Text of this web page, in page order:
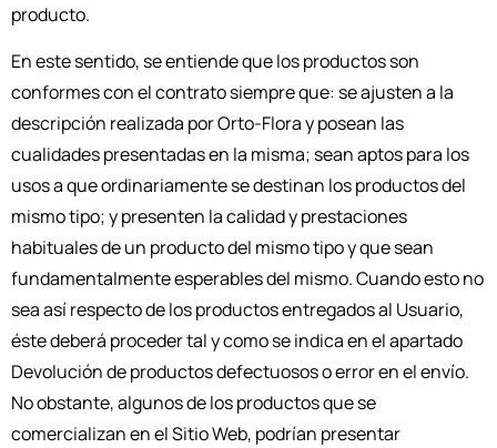
producto.
En este sentido, se entiende que los productos son
conformes con el contrato siempre que: se ajusten a la
descripción realizada por Orto-Flora y posean las
cualidades presentadas en la misma; sean aptos para los
usos a que ordinariamente se destinan los productos del
mismo tipo; y presenten la calidad y prestaciones
habituales de un producto del mismo tipo y que sean
fundamentalmente esperables del mismo. Cuando esto no
sea así respecto de los productos entregados al Usuario,
éste deberá proceder tal y como se indica en el apartado
Devolución de productos defectuosos o error en el envío.
No obstante, algunos de los productos que se
comercializan en el Sitio Web, podrían presentar